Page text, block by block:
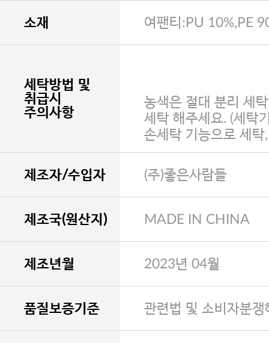
소재 여팬티:PU 10%,PE
세탁방법 및
취급시
주의사항
농색은 절대 분리 세
세탁 해주세요. (세탁
손세탁 기능으로 세탁
제조자/수입자 (주)좋은사람들
제조국(원산지) MADE IN CHINA
제조년월 2023년 04월
품질보증기준 관련법 및 소비자분